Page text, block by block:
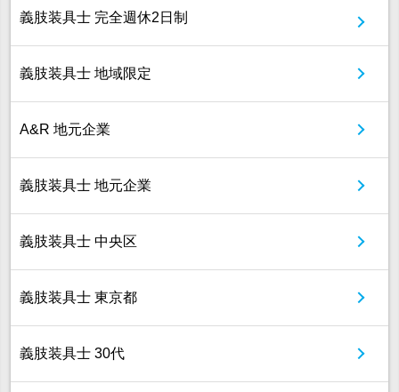
義肢装具士 完全週休2日制
義肢装具士 地域限定
A&R 地元企業
義肢装具士 地元企業
義肢装具士 中央区
義肢装具士 東京都
義肢装具士 30代